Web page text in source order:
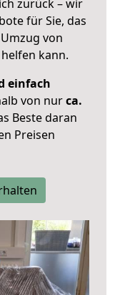
zurück – wir
für Sie, das
von
kann.
einfach
von nurca.
Beste daran
Preisen